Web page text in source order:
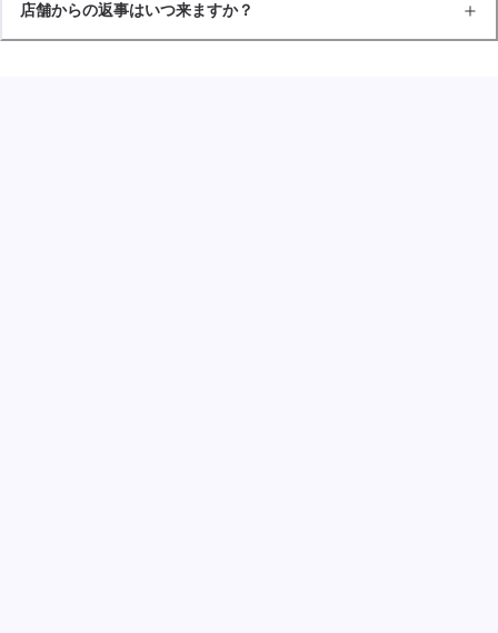
店舗からの返事はいつ来ますか？